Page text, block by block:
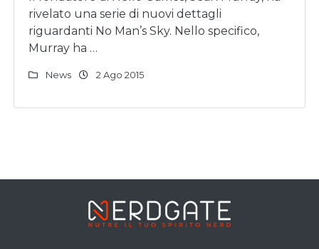
rivelato una serie di nuovi dettagli
riguardanti No Man’s Sky. Nello specifico,
Murray ha …
News 2 Ago 2015